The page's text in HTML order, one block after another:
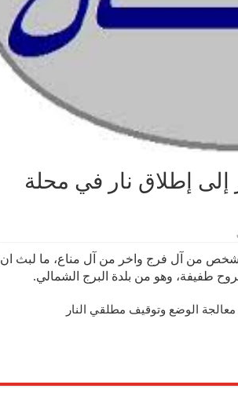
إطلاق نار في محلة
من آل فرج واخر من آل مناع، ما لبث ان
طفيفة، وهو من بلدة البرج الشمالي.
الوضع وتوقيف مطلقي النار